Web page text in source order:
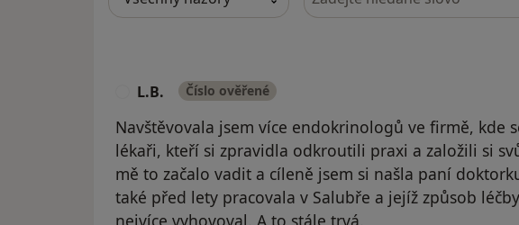
L.B. Číslo ověřené
Navštěvovala jsem více endokrinologů ve firmě, kde
lékaři, kteří si zpravidla odkroutili praxi a založili si
mě to začalo vadit a cíleně jsem si našla paní
také před lety pracovala v Salubře a jejíž způsob